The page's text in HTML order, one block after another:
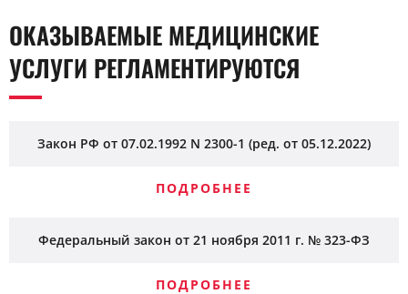
Окончательные рекомендации уточняют у врача перед
исследованием.
ОКАЗЫВАЕМЫЕ МЕДИЦИНСКИЕ
УСЛУГИ РЕГЛАМЕНТИРУЮТСЯ
Закон РФ от 07.02.1992 N 2300-1 (ред. от 05.12.2022)
ПОДРОБНЕЕ
Федеральный закон от 21 ноября 2011 г. № 323-ФЗ
ПОДРОБНЕЕ